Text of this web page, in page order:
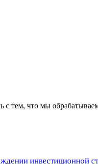
с тем, что мы
инвестиционной